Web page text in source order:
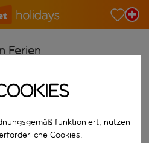
Ferien
funktioniert, nutzen
Cookies.